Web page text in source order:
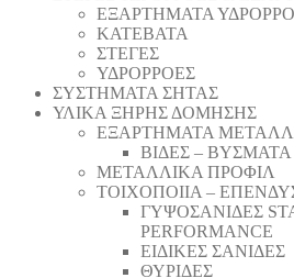
ΕΞΑΡΤΗΜΑΤΑ
ΚΑΤΕΒΑΤΑ
ΣΤΕΓΕΣ
ΥΔΡΟΡΡΟΕΣ
ΣΥΣΤΗΜΑΤΑ ΣΗΤΑΣ
ΥΛΙΚΑ ΞΗΡΗΣ ΔΟΜΗΣΗΣ
ΕΞΑΡΤΗΜΑΤΑ
ΒΙΔΕΣ – ΒΥΣΜΑΤΑ
ΜΕΤΑΛΛΙΚΑ ΠΡΟΦΙΛ
ΤΟΙΧΟΠΟΙΙΑ –
ΓΥΨΟΣΑΝΙΔΕΣ
PERFORMANCE
ΕΙΔΙΚΕΣ ΣΑΝΙΔΕΣ
ΘΥΡΙΔΕΣ